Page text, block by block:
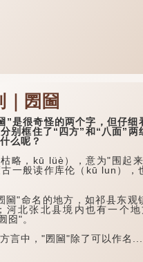
｜圐圙
很奇怪的两个字，但仔细
别框住了“四方”和“八面”两
么呢？
，kū lüè），意为"围起来
一般读作库伦（kū lun），
"命名的地方，如祁县东观
河北张北县境内也有一个
囵"。
中，"圐圙"除了可以作名...